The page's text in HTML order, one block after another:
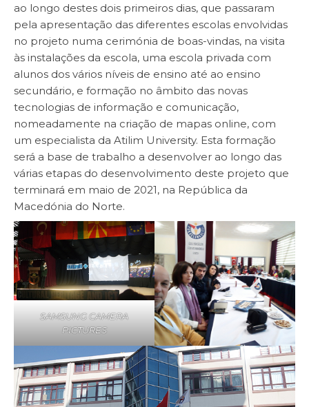
ao longo destes dois primeiros dias, que passaram
pela apresentação das diferentes escolas envolvidas
no projeto numa cerimónia de boas-vindas, na visita
às instalações da escola, uma escola privada com
alunos dos vários níveis de ensino até ao ensino
secundário, e formação no âmbito das novas
tecnologias de informação e comunicação,
nomeadamente na criação de mapas online, com
um especialista da Atilim University. Esta formação
será a base de trabalho a desenvolver ao longo das
várias etapas do desenvolvimento deste projeto que
terminará em maio de 2021, na República da
Macedónia do Norte.
SAMSUNG CAMERA
PICTURES